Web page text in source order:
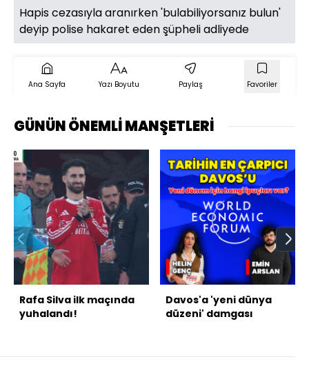
Hapis cezasıyla aranırken 'bulabiliyorsanız bulun'
deyip polise hakaret eden şüpheli adliyede
Ana Sayfa Yazı Boyutu Paylaş Favoriler
GÜNÜN ÖNEMLİ MANŞETLERİ
Rafa Silva ilk maçında
yuhalandı!
Davos'a 'yeni dünya
düzeni' damgası